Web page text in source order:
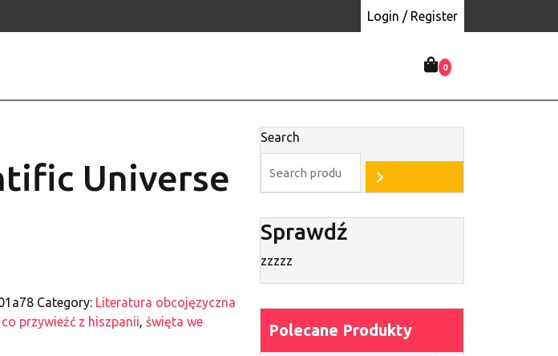
Login / Register
0
Universe
Category: Literatura obcojęzyczna
co przywieźć z hiszpanii, święta we
Search
Sprawdź
zzzzz
Polecane Produkty